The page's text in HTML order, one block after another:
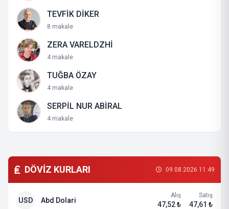
TEVFİK DİKER
8 makale
ZERA VARELDZHİ
4 makale
TUĞBA ÖZAY
4 makale
SERPİL NUR ABİRAL
4 makale
DÖVİZ KURLARI 09.08.2026 11:49
USD Abd Dolari
Alış
47,52 ₺
Satış
47,61 ₺